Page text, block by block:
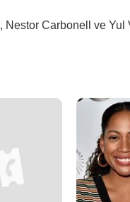
Carbonell ve Yul